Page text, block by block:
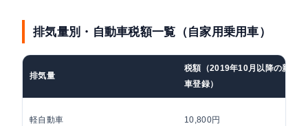
排気量別・自動車税額一覧（自家用乗用車）
排気量
税額（2019年10月以降の新
車登録）
軽自動車 10,800円